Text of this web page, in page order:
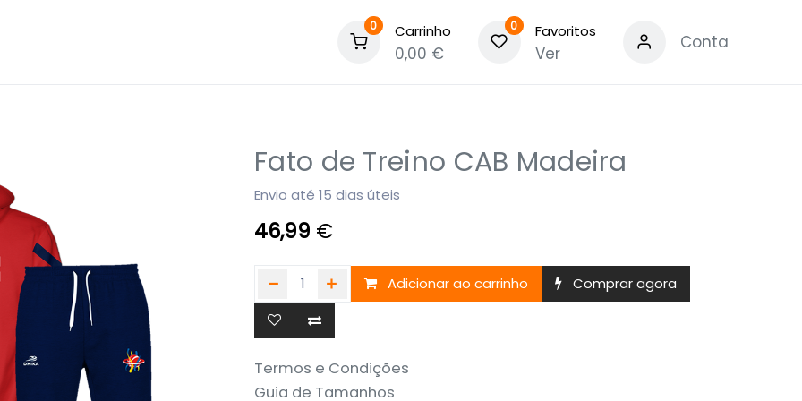
0 Carrinho
0,00 €
0 Favoritos
Ver
Conta
Fato de Treino CAB Madeira
Envio até 15 dias úteis
46,99 €
Adicionar ao carrinho Comprar agora
Termos e Condições
Guia de Tamanhos